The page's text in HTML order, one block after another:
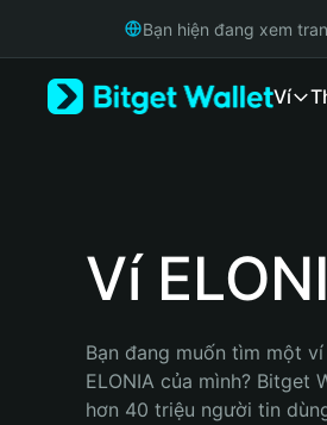
Русский
Bahasa Indonesia
Bạn hiện đang xem
Ví
Ví
Bạn đang muốn tìm một
ELONIA của mình? Bitget
hơn 40 triệu người tin